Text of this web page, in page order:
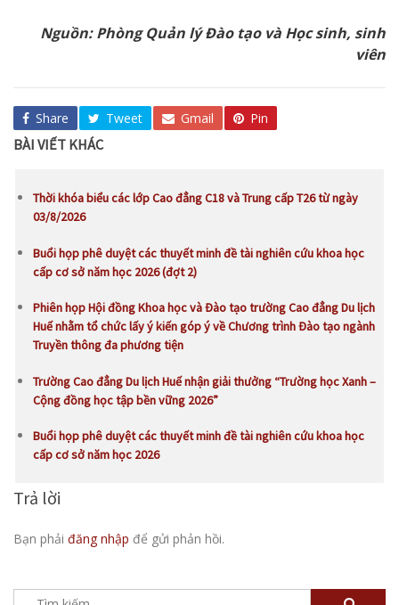
Nguồn: Phòng Quản lý Đào tạo và Học sinh, sinh
viên
Share Tweet Gmail Pin
BÀI VIẾT KHÁC
Thời khóa biểu các lớp Cao đẳng C18 và Trung cấp T26 từ ngày
03/8/2026
Buổi họp phê duyệt các thuyết minh đề tài nghiên cứu khoa học
cấp cơ sở năm học 2026 (đợt 2)
Phiên họp Hội đồng Khoa học và Đào tạo trường Cao đẳng Du lịch
Huế nhằm tổ chức lấy ý kiến góp ý về Chương trình Đào tạo ngành
Truyền thông đa phương tiện
Trường Cao đẳng Du lịch Huế nhận giải thưởng “Trường học Xanh –
Cộng đồng học tập bền vững 2026”
Buổi họp phê duyệt các thuyết minh đề tài nghiên cứu khoa học
cấp cơ sở năm học 2026
Trả lời
Bạn phải đăng nhập để gửi phản hồi.